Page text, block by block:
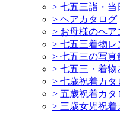
> 七五三詣・当
> ヘアカタログ
> お母様のヘア
> 七五三着物レ
> 七五三の写真
> 七五三・着物
> 七歳祝着カタ
> 五歳祝着カタ
> 三歳女児祝着